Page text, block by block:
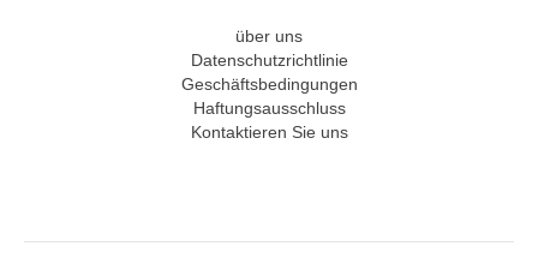
über uns
Datenschutzrichtlinie
Geschäftsbedingungen
Haftungsausschluss
Kontaktieren Sie uns